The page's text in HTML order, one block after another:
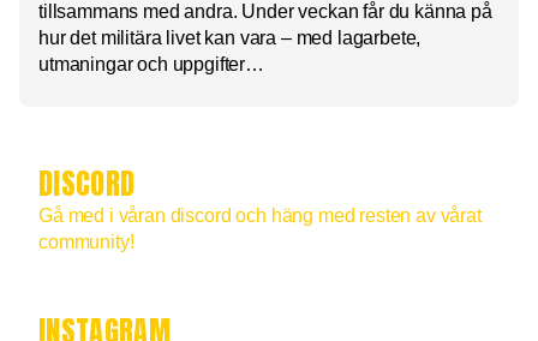
tillsammans med andra. Under veckan får du känna på
hur det militära livet kan vara – med lagarbete,
utmaningar och uppgifter…
DISCORD
Gå med i våran discord och häng med resten av vårat
community!
INSTAGRAM